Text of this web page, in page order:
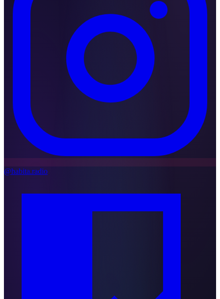
@habita.radio